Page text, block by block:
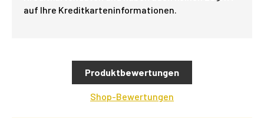
auf Ihre Kreditkarteninformationen.
Produktbewertungen
Shop-Bewertungen